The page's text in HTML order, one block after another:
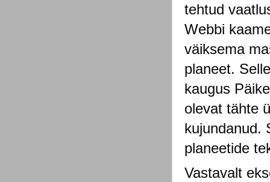
tehtud
Webbi
väiksema
planeet.
kaugus
olevat tähte
kujundanud.
planeetide
Vastavalt